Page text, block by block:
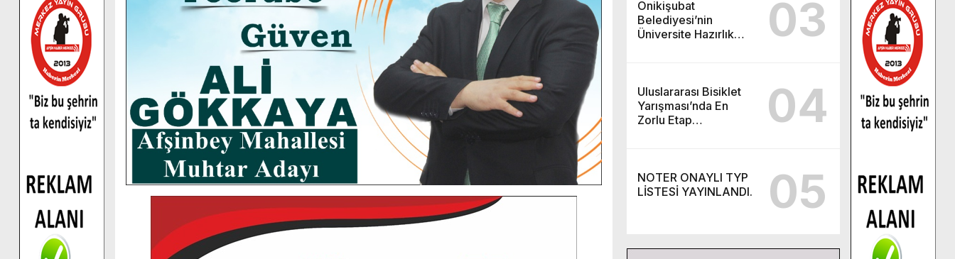
Onikişubat
Belediyesi’nin
Üniversite Hazırlık
03
Uluslararası Bisiklet
Yarışması’nda En
Zorlu Etap
04
NOTER ONAYLI TYP
LİSTESİ YAYINLANDI.
05